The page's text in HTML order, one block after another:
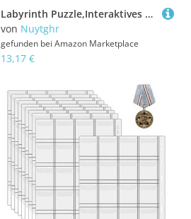
Labyrinth Puzzle,Interaktives 3D Knobelspiel - Labyrinthwürfel | Für Klassenraum Party Geburtstag Schule Wartezimmer Familienfest Gesellschaftsevent Feiertag
von Nuytghr
gefunden bei Amazon Marketplace
13,17 €